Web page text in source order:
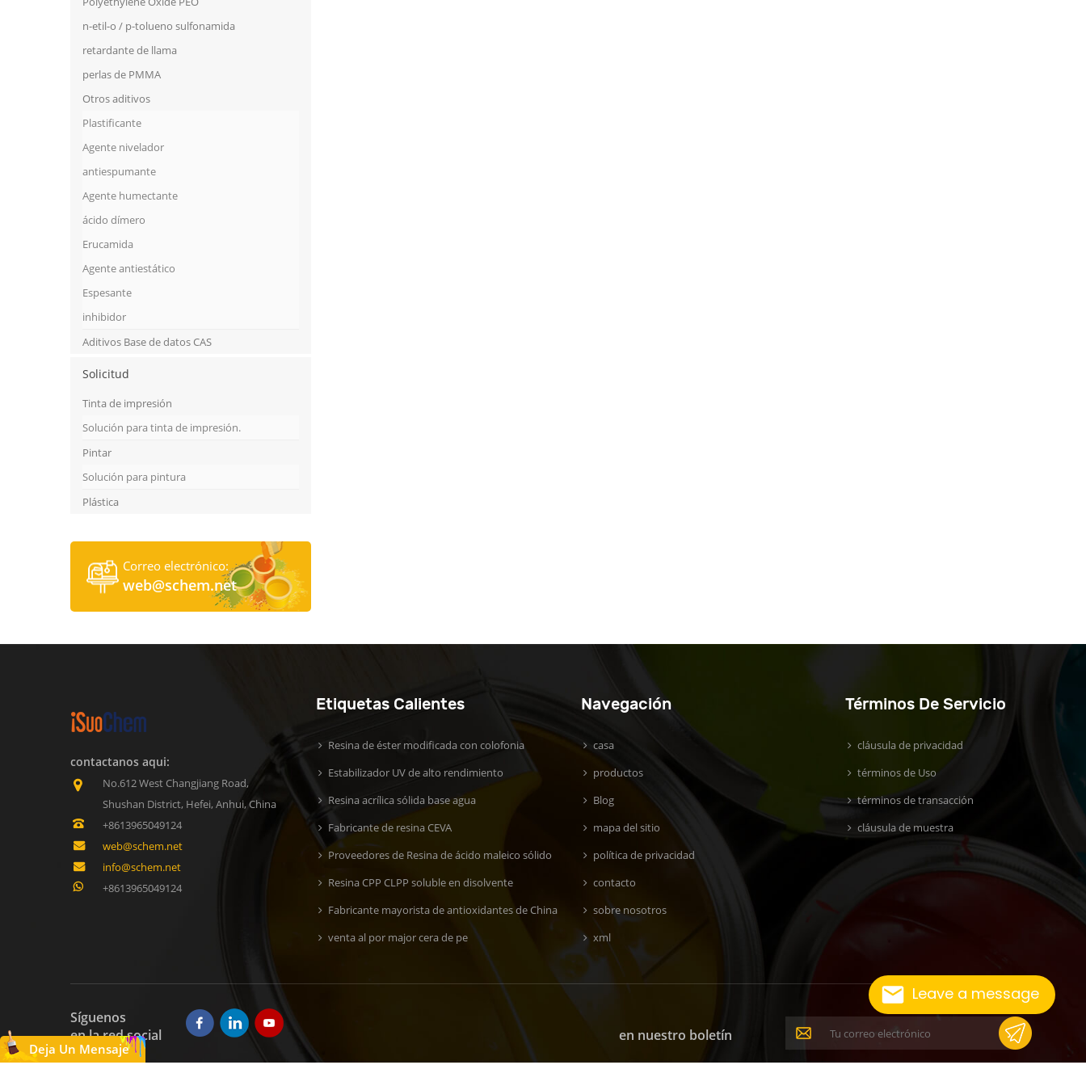
Leave a message
n-etil-o / p-tolueno sulfonamida
retardante de llama
perlas de PMMA
Otros aditivos
Plastificante
Agente nivelador
antiespumante
Agente humectante
ácido dímero
Erucamida
Agente antiestático
Espesante
inhibidor
Aditivos Base de datos CAS
Solicitud
Tinta de impresión
Solución para tinta de impresión.
Pintar
Solución para pintura
Plástica
Correo electrónico:
web@schem.net
contactanos aqui:
No.612 West Changjiang Road,
Shushan District, Hefei, Anhui, China
+8613965049124
web@schem.net
info@schem.net
+8613965049124
Etiquetas Calientes
Resina de éster modificada con colofonia
Estabilizador UV de alto rendimiento
Resina acrílica sólida base agua
Fabricante de resina CEVA
Proveedores de Resina de ácido maleico sólido
Resina CPP CLPP soluble en disolvente
Fabricante mayorista de antioxidantes de China
venta al por major cera de pe
Navegación
casa
productos
Blog
mapa del sitio
política de privacidad
contacto
sobre nosotros
xml
Términos De Servicio
cláusula de privacidad
términos de Uso
términos de transacción
cláusula de muestra
Síguenos
en la red social
en nuestro boletín
Deja Un Mensaje